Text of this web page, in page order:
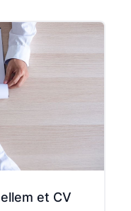
et CV